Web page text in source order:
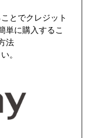
とでクレジット
単に購入するこ
法
。